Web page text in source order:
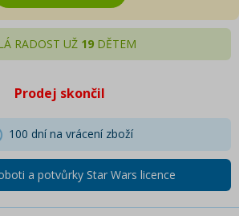
RADOST UŽ 19 DĚTEM
Prodej skončil
100 dní na vrácení zboží
a potvůrky Star Wars licence